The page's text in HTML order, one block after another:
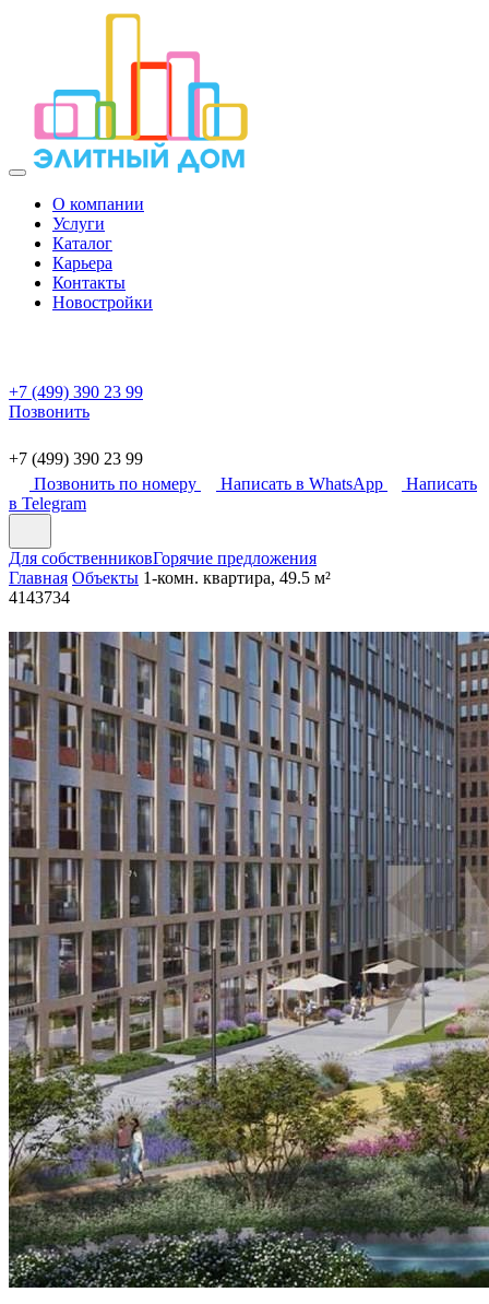
О компании
Услуги
Каталог
Карьера
Контакты
Новостройки
+7 (499) 390 23 99
Позвонить
+7 (499) 390 23 99
Позвонить по номеру
Написать в WhatsApp
Написать
в Telegram
Для собственниковГорячие предложения
Главная Объекты 1-комн. квартира, 49.5 м²
4143734